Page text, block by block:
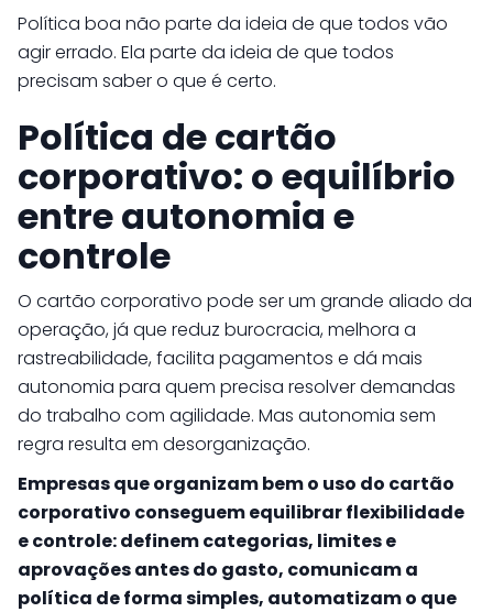
Política boa não parte da ideia de que todos vão
agir errado. Ela parte da ideia de que todos
precisam saber o que é certo.
Política de cartão
corporativo: o equilíbrio
entre autonomia e
controle
O cartão corporativo pode ser um grande aliado da
operação, já que reduz burocracia, melhora a
rastreabilidade, facilita pagamentos e dá mais
autonomia para quem precisa resolver demandas
do trabalho com agilidade. Mas autonomia sem
regra resulta em desorganização.
Empresas que organizam bem o uso do cartão
corporativo conseguem equilibrar flexibilidade
e controle: definem categorias, limites e
aprovações antes do gasto, comunicam a
política de forma simples, automatizam o que